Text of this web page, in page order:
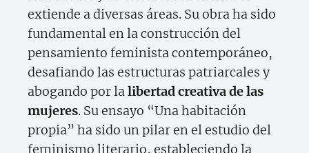
extiende a diversas áreas. Su obra ha sido
fundamental en la construcción del
pensamiento feminista contemporáneo,
desafiando las estructuras patriarcales y
abogando por lalibertad creativa de las
mujeres. Su ensayo “Una habitación
propia” ha sido un pilar en el estudio del
feminismo literario, estableciendo la